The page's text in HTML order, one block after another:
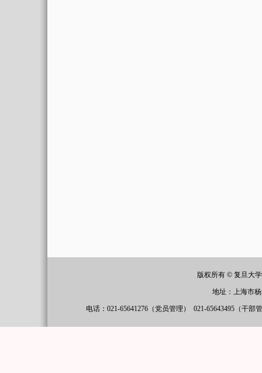
版权所有 © 复旦大
地址：上海市
电话：021-65641276（党员管理） 021-65643495（干部